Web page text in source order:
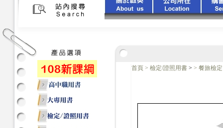
首頁 > 檢定/證照用書 > > 餐旅檢定